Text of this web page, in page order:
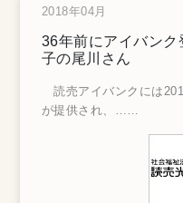
2018年04月
36年前にアイバン
子の尾川さん
読売アイバンクには
が提供され、